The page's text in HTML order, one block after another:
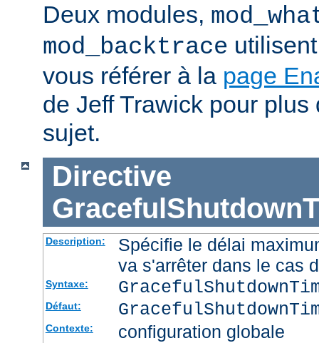
Deux modules,
mod_backtrace
vous référer à la page
de Jeff Trawick pour
sujet.
Directive
Description:
Spécifie le délai
va s'arrêter dans le cas
Syntaxe:
Défaut:
Contexte: configuration globale